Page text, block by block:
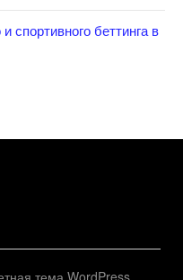
спортивного беттинга в
тема WordPress